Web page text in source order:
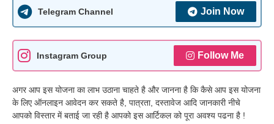
Telegram Channel Join Now
Instagram Group Follow Me
अगर आप इस योजना का लाभ उठाना चाहते है और जानना है कि कैसे आप इस योजना
के लिए ऑनलाइन आवेदन कर सकते है, पात्रता, दस्तावेज आदि जानकारी नीचे
आपको विस्तार में बताई जा रही है आपको इस आर्टिकल को पूरा अवश्य पढना है !